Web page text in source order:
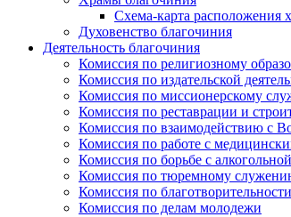
Схема-карта расположения
Духовенство благочиния
Деятельность благочиния
Комиссия по религиозному
Комиссия по издательской
Комиссия по миссионерскому
Комиссия по реставрации и
Комиссия по взаимодействию с
Комиссия по работе с
Комиссия по борьбе с
Комиссия по тюремному
Комиссия по
Комиссия по делам молодежи